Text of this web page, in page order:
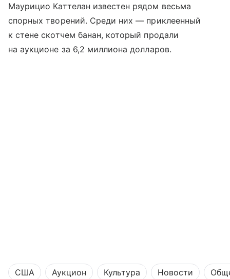
Маурицио Каттелан известен рядом весьма
спорных творений. Среди них — приклеенный
к стене скотчем банан, который продали
на аукционе за 6,2 миллиона долларов.
США Аукцион Культура Новости